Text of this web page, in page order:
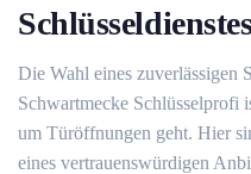
Die Wahl eines zuverlässigen
Schwartmecke Schlüsselprofi
um Türöffnungen geht.​ Hier
eines vertrauenswürdigen